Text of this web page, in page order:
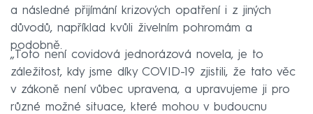
a následné přijímání krizových opatření i z jiných
důvodů, například kvůli živelním pohromám a
podobně.
„Toto není covidová jednorázová novela, je to
záležitost, kdy jsme díky COVID-19 zjistili, že tato věc
v zákoně není vůbec upravena, a upravujeme ji pro
různé možné situace, které mohou v budoucnu